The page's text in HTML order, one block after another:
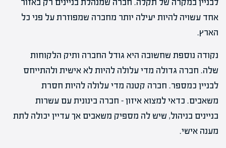
לבניין במקרה של תקלה. חברה שמנהלת בניינים רק באזור
אחד עשויה להיות יעילה יותר מחברה שמפוזרת על פני כל
הארץ.
נקודה נוספת שחשובה היא גודל החברה ותיק הלקוחות
שלה. חברה גדולה מדי עלולה להיות לא אישית ולהתייחס
לבניין כמספר. חברה קטנה מדי עלולה להיות חסרת
משאבים. כדאי למצוא איזון – חברה בינונית עם עשרות
בניינים בניהול, שיש לה מספיק משאבים אך עדיין יכולה לתת
מענה אישי.